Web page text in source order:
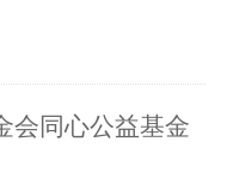
会同心公益基金